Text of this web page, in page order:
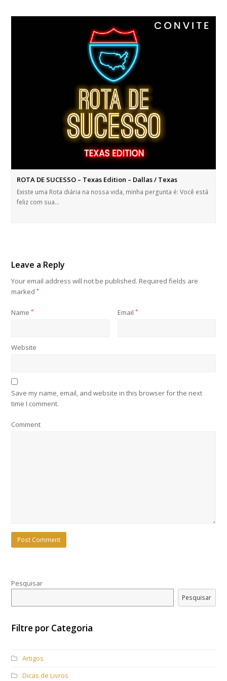
ROTA DE SUCESSO – Texas Edition – Dallas / Texas
Existe uma Rota diária na nossa vida, minha pergunta é: Você está
feliz com sua…
Leave a Reply
Your email address will not be published. Required fields are
marked*
Name* Email*
Website
Save my name, email, and website in this browser for the next
time I comment.
Comment
Pesquisar
Pesquisar
Filtre por Categoria
Artigos
Dicas de Livros